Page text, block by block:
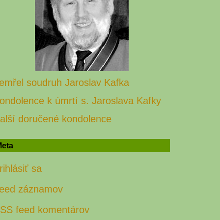
soudruh Jaroslav Kafka
k úmrtí s. Jaroslava Kafky
doručené kondolence
sa
záznamov
feed komentárov